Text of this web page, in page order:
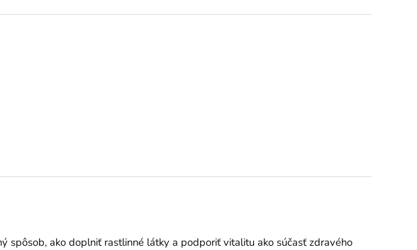
ako doplniť rastlinné látky a podporiť vitalitu ako súčasť zdravého